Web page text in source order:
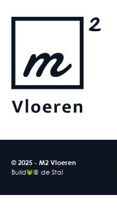
© 2025 - M2 Vloeren
Build
@ de Stal